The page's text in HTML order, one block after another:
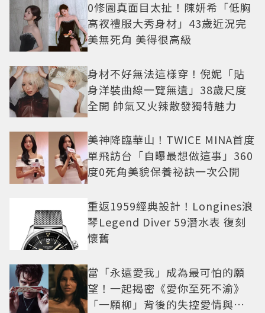
0修圖真面目太扯！陳妍希「低胸
高衩禮服大秀身材」43歲近況完
美無死角 美得很高級
身材不好無法這樣穿！倪妮「貼
身洋裝曲線一覽無遺」38歲尺度
全開 帥氣又火辣散發獨特魅力
美神降臨華山！TWICE MINA首度
單飛訪台「自曝最想做這事」360
度0死角美貌保養祕訣一次公開
重返1959經典設計！Longines浪
琴Legend Diver 59潛水表 復刻
懷舊
當「永遠愛我」成為最可怕的願
望！一起揭密《愛你至死不渝》
「一願柳」背後的失控愛情與爆